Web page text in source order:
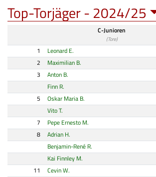
Top-Torjäger - 2024/25
C-Junioren
(Tore)
1 Leonard E.
2
Maximilian B.
3
Anton B.
Finn R.
5
Oskar Maria B.
Vito T.
7
Pepe Ernesto M.
8
Adrian H.
Benjamin-René R.
Kai Finnley M.
11
Cevin W.